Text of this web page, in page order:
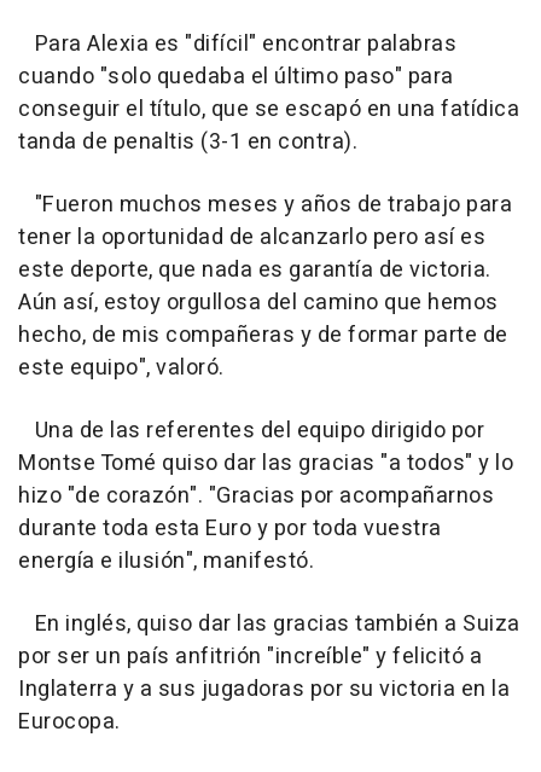
Para Alexia es "difícil" encontrar palabras
cuando "solo quedaba el último paso" para
conseguir el título, que se escapó en una fatídica
tanda de penaltis (3-1 en contra).
"Fueron muchos meses y años de trabajo para
tener la oportunidad de alcanzarlo pero así es
este deporte, que nada es garantía de victoria.
Aún así, estoy orgullosa del camino que hemos
hecho, de mis compañeras y de formar parte de
este equipo", valoró.
Una de las referentes del equipo dirigido por
Montse Tomé quiso dar las gracias "a todos" y lo
hizo "de corazón". "Gracias por acompañarnos
durante toda esta Euro y por toda vuestra
energía e ilusión", manifestó.
En inglés, quiso dar las gracias también a Suiza
por ser un país anfitrión "increíble" y felicitó a
Inglaterra y a sus jugadoras por su victoria en la
Eurocopa.